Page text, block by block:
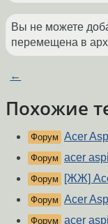
Вы не можете
перемещена в
←
Похожие
Форум Acer
Форум acer
Форум [ЖЖ]
Форум Acer
Форум acer